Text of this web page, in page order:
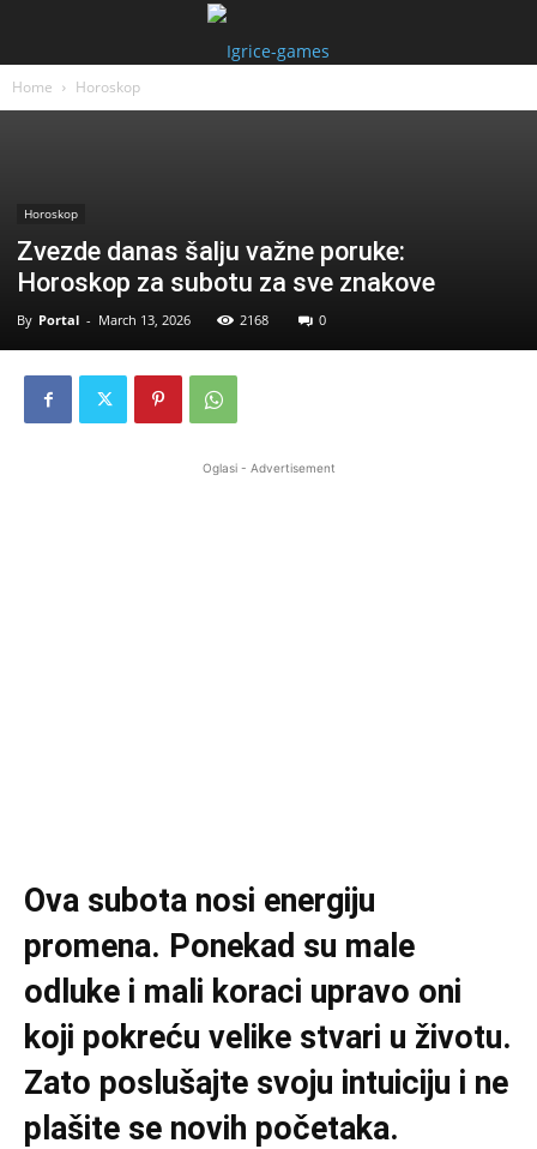
Home Horoskop
Horoskop
Zvezde danas šalju važne poruke:
Horoskop za subotu za sve znakove
By Portal - March 13, 2026 2168 0
Oglasi - Advertisement
Ova subota nosi energiju
promena. Ponekad su male
odluke i mali koraci upravo oni
koji pokreću velike stvari u životu.
Zato poslušajte svoju intuiciju i ne
plašite se novih početaka.